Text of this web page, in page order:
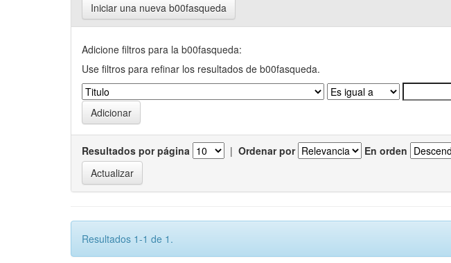
Iniciar una nueva b00fasqueda
Adicione filtros para la b00fasqueda:
Use filtros para refinar los resultados de b00fasqueda.
Resultados por página | Ordenar por En orden
Resultados 1-1 de 1.